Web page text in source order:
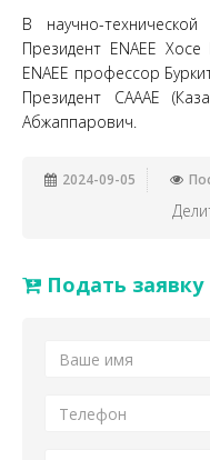
В научно-
Президент ENAEE Хосе
ENAEE профессор
Президент CAAAE
Абжаппарович.
2024-09-05
Подать заявку